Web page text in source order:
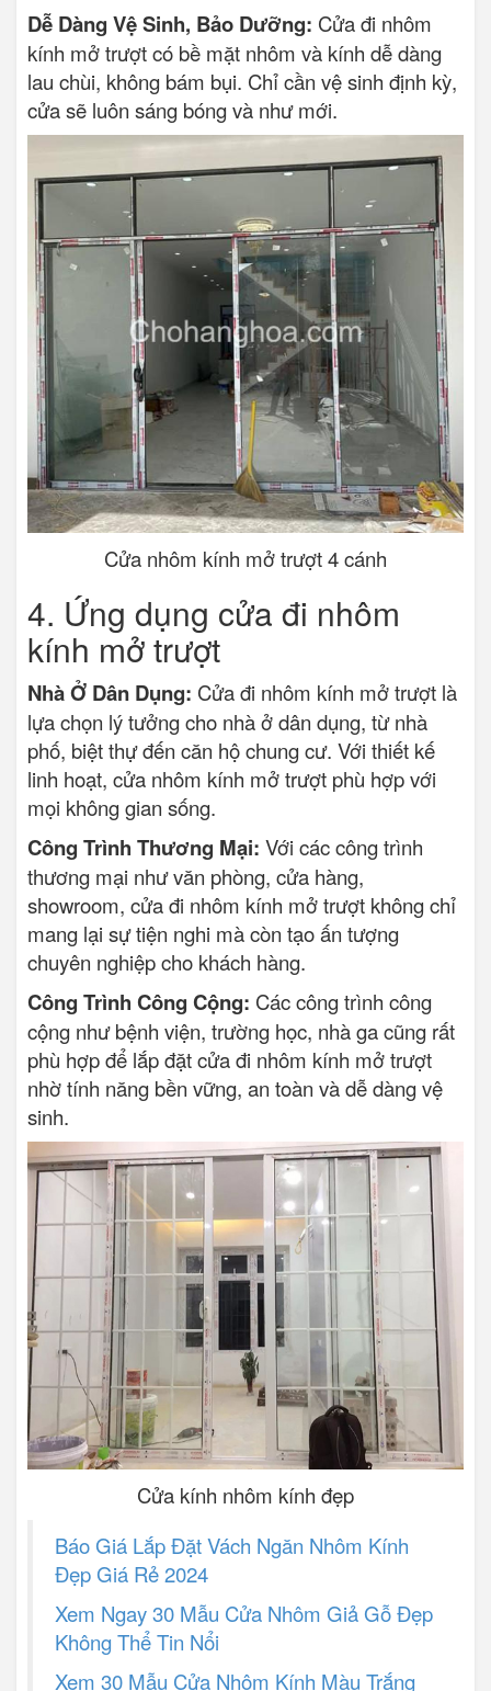
Dễ Dàng Vệ Sinh, Bảo Dưỡng: Cửa đi nhôm
kính mở trượt có bề mặt nhôm và kính dễ dàng
lau chùi, không bám bụi. Chỉ cần vệ sinh định kỳ,
cửa sẽ luôn sáng bóng và như mới.
Cửa nhôm kính mở trượt 4 cánh
4. Ứng dụng cửa đi nhôm
kính mở trượt
Nhà Ở Dân Dụng: Cửa đi nhôm kính mở trượt là
lựa chọn lý tưởng cho nhà ở dân dụng, từ nhà
phố, biệt thự đến căn hộ chung cư. Với thiết kế
linh hoạt, cửa nhôm kính mở trượt phù hợp với
mọi không gian sống.
Công Trình Thương Mại: Với các công trình
thương mại như văn phòng, cửa hàng,
showroom, cửa đi nhôm kính mở trượt không chỉ
mang lại sự tiện nghi mà còn tạo ấn tượng
chuyên nghiệp cho khách hàng.
Công Trình Công Cộng: Các công trình công
cộng như bệnh viện, trường học, nhà ga cũng rất
phù hợp để lắp đặt cửa đi nhôm kính mở trượt
nhờ tính năng bền vững, an toàn và dễ dàng vệ
sinh.
Cửa kính nhôm kính đẹp
Báo Giá Lắp Đặt Vách Ngăn Nhôm Kính
Đẹp Giá Rẻ 2024
Xem Ngay 30 Mẫu Cửa Nhôm Giả Gỗ Đẹp
Không Thể Tin Nổi
Xem 30 Mẫu Cửa Nhôm Kính Màu Trắng